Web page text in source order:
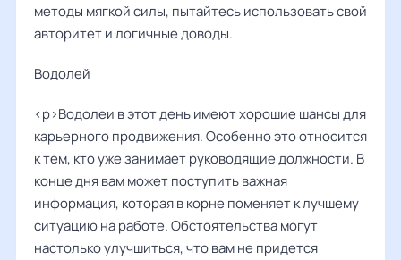
методы мягкой силы, пытайтесь использовать свой
авторитет и логичные доводы.
Водолей
<p>Водолеи в этот день имеют хорошие шансы для
карьерного продвижения. Особенно это относится
к тем, кто уже занимает руководящие должности. В
конце дня вам может поступить важная
информация, которая в корне поменяет к лучшему
ситуацию на работе. Обстоятельства могут
настолько улучшиться, что вам не придется